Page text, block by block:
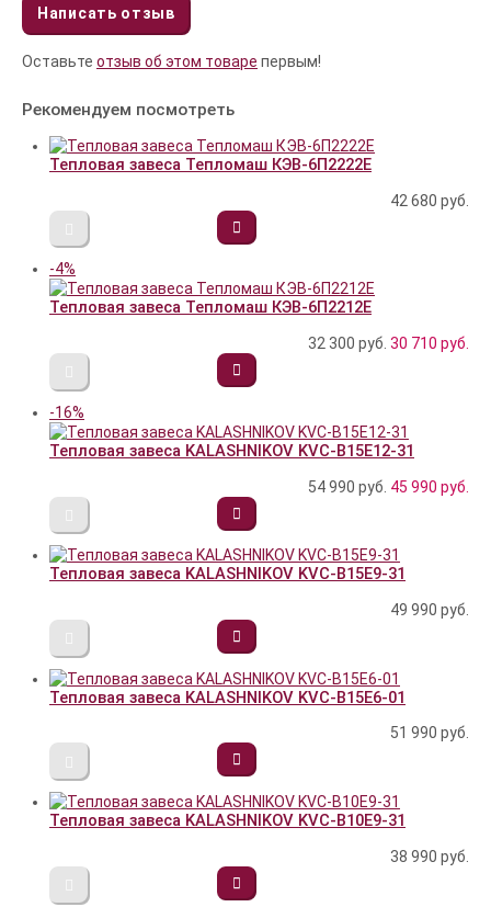
Написать отзыв
Оставьте отзыв об этом товаре первым!
Рекомендуем посмотреть
Тепловая завеса Тепломаш КЭВ-6П2222Е
42 680 руб.
-4%
Тепловая завеса Тепломаш КЭВ-6П2212Е
32 300 руб. 30 710 руб.
-16%
Тепловая завеса KALASHNIKOV KVС-B15E12-31
54 990 руб. 45 990 руб.
Тепловая завеса KALASHNIKOV KVС-B15E9-31
49 990 руб.
Тепловая завеса KALASHNIKOV KVС-B15E6-01
51 990 руб.
Тепловая завеса KALASHNIKOV KVС-B10E9-31
38 990 руб.